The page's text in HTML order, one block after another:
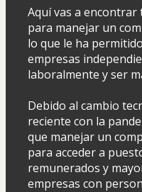
Aquí vas a
para manejar un
lo que le ha
empresas
laboralmente y ser
Debido al cambio
reciente con la
que manejar un
para acceder a
remunerados y
empresas con